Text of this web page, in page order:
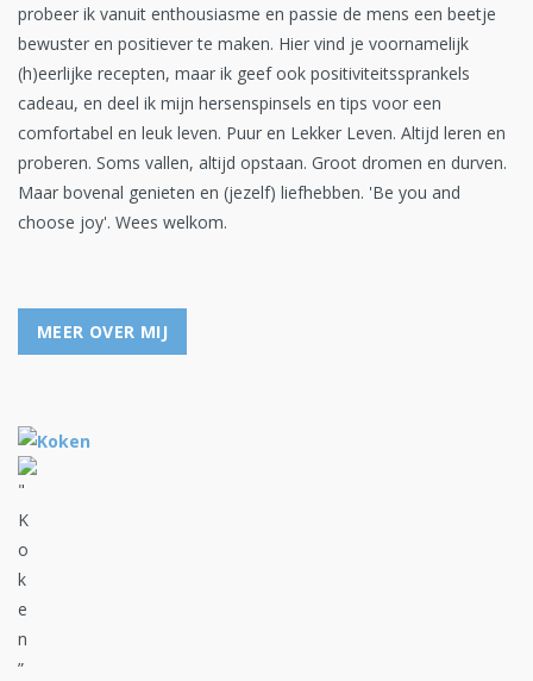
probeer ik vanuit enthousiasme en passie de mens een beetje
bewuster en positiever te maken. Hier vind je voornamelijk
(h)eerlijke recepten, maar ik geef ook positiviteitssprankels
cadeau, en deel ik mijn hersenspinsels en tips voor een
comfortabel en leuk leven. Puur en Lekker Leven. Altijd leren en
proberen. Soms vallen, altijd opstaan. Groot dromen en durven.
Maar bovenal genieten en (jezelf) liefhebben. 'Be you and
choose joy'. Wees welkom.
MEER OVER MIJ